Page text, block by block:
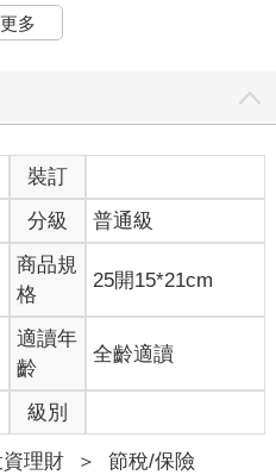
利多，不如貨幣緊縮」，當貨
，QE ）時，所有經營、投資，
）時，所有經營、投資，都會逆
眾所周知的，每次法令的變
有識之士」會是獲利的契機，
水推舟的人，就有淪為波臣的
械克服了人類體力、技術的極
極限，當大型機具及精密機械
Computing，HPC）、量
出現，人類在承載、運送、儲
猶如螳臂擋車、不自量力。尤
智能）、B（Big Data，大數據
算）也將影響每個人的
多
裝訂
分級 普通級
商品規
格
25開15*21cm
適讀年
齡
全齡適讀
級別
理財 ＞ 節稅/保險